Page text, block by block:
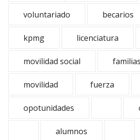
voluntariado becarios
kpmg licenciatura
movilidad social familias
movilidad fuerza
opotunidades
alumnos